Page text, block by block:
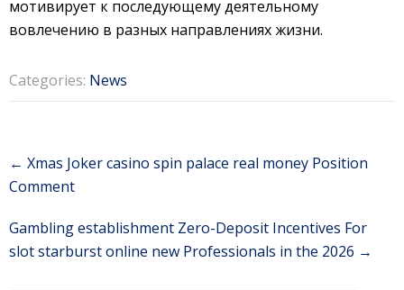
мотивирует к последующему деятельному
вовлечению в разных направлениях жизни.
Categories: News
Post
navigation
← Xmas Joker casino spin palace real money Position
Comment
Gambling establishment Zero-Deposit Incentives For
slot starburst online new Professionals in the 2026 →